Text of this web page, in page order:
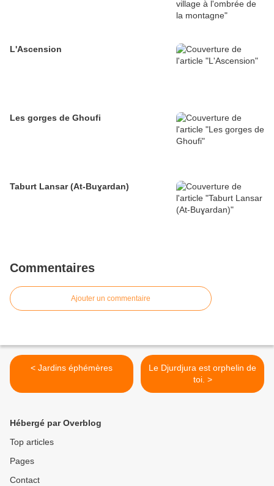
L'Ascension
Les gorges de Ghoufi
Taburt Lansar (At-Buɣardan)
Commentaires
Ajouter un commentaire
< Jardins éphémères
Le Djurdjura est orphelin de
toi. >
Hébergé par Overblog
Top articles
Pages
Contact